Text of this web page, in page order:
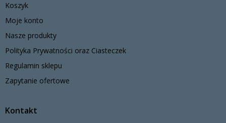
Koszyk
Moje konto
Nasze produkty
Polityka Prywatności oraz Ciasteczek
Regulamin sklepu
Zapytanie ofertowe
Kontakt